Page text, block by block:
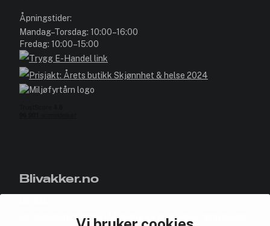
Åpningstider:
Mandag–Torsdag: 10:00–16:00
Fredag: 10:00–15:00
Blivakker.no
Bli medlem helt gratis - få poeng og eksklusive rabattkoder.